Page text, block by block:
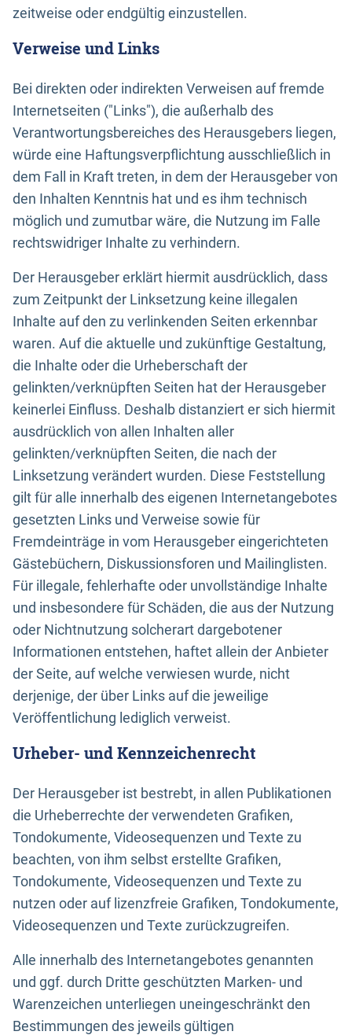
zeitweise oder endgültig einzustellen.
Verweise und Links
Bei direkten oder indirekten Verweisen auf fremde
Internetseiten ("Links"), die außerhalb des
Verantwortungsbereiches des Herausgebers liegen,
würde eine Haftungsverpflichtung ausschließlich in
dem Fall in Kraft treten, in dem der Herausgeber von
den Inhalten Kenntnis hat und es ihm technisch
möglich und zumutbar wäre, die Nutzung im Falle
rechtswidriger Inhalte zu verhindern.
Der Herausgeber erklärt hiermit ausdrücklich, dass
zum Zeitpunkt der Linksetzung keine illegalen
Inhalte auf den zu verlinkenden Seiten erkennbar
waren. Auf die aktuelle und zukünftige Gestaltung,
die Inhalte oder die Urheberschaft der
gelinkten/verknüpften Seiten hat der Herausgeber
keinerlei Einfluss. Deshalb distanziert er sich hiermit
ausdrücklich von allen Inhalten aller
gelinkten/verknüpften Seiten, die nach der
Linksetzung verändert wurden. Diese Feststellung
gilt für alle innerhalb des eigenen Internetangebotes
gesetzten Links und Verweise sowie für
Fremdeinträge in vom Herausgeber eingerichteten
Gästebüchern, Diskussionsforen und Mailinglisten.
Für illegale, fehlerhafte oder unvollständige Inhalte
und insbesondere für Schäden, die aus der Nutzung
oder Nichtnutzung solcherart dargebotener
Informationen entstehen, haftet allein der Anbieter
der Seite, auf welche verwiesen wurde, nicht
derjenige, der über Links auf die jeweilige
Veröffentlichung lediglich verweist.
Urheber- und Kennzeichenrecht
Der Herausgeber ist bestrebt, in allen Publikationen
die Urheberrechte der verwendeten Grafiken,
Tondokumente, Videosequenzen und Texte zu
beachten, von ihm selbst erstellte Grafiken,
Tondokumente, Videosequenzen und Texte zu
nutzen oder auf lizenzfreie Grafiken, Tondokumente,
Videosequenzen und Texte zurückzugreifen.
Alle innerhalb des Internetangebotes genannten
und ggf. durch Dritte geschützten Marken- und
Warenzeichen unterliegen uneingeschränkt den
Bestimmungen des jeweils gültigen